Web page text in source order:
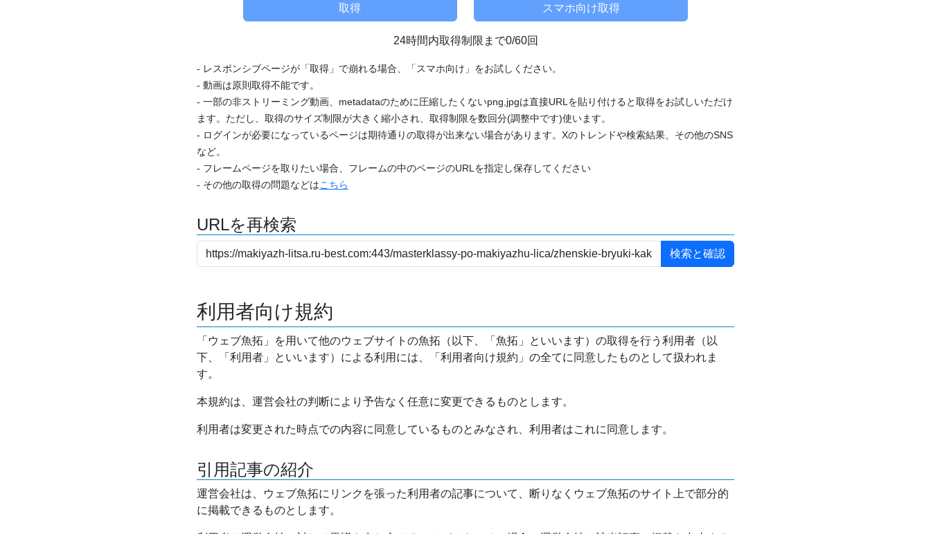
24時間内取得制限まで0/60回
- レスポンシブページが「取得」で崩れる場合、「スマホ向け」をお試しください。
- 動画は原則取得不能です。
- 一部の非ストリーミング動画、metadataのために圧縮したくないpng,jpgは直接URLを貼り付けると取得をお試しいただけ
ます。ただし、取得のサイズ制限が大きく縮小され、取得制限を数回分(調整中です)使います。
- ログインが必要になっているページは期待通りの取得が出来ない場合があります。Xのトレンドや検索結果、その他のSNS
など。
- フレームページを取りたい場合、フレームの中のページのURLを指定し保存してください
- その他の取得の問題などはこちら
URLを再検索
利用者向け規約
「ウェブ魚拓」を用いて他のウェブサイトの魚拓（以下、「魚拓」といいます）の取得を行う利用者（以
下、「利用者」といいます）による利用には、「利用者向け規約」の全てに同意したものとして扱われま
す。
本規約は、運営会社の判断により予告なく任意に変更できるものとします。
利用者は変更された時点での内容に同意しているものとみなされ、利用者はこれに同意します。
引用記事の紹介
運営会社は、ウェブ魚拓にリンクを張った利用者の記事について、断りなくウェブ魚拓のサイト上で部分的
に掲載できるものとします。